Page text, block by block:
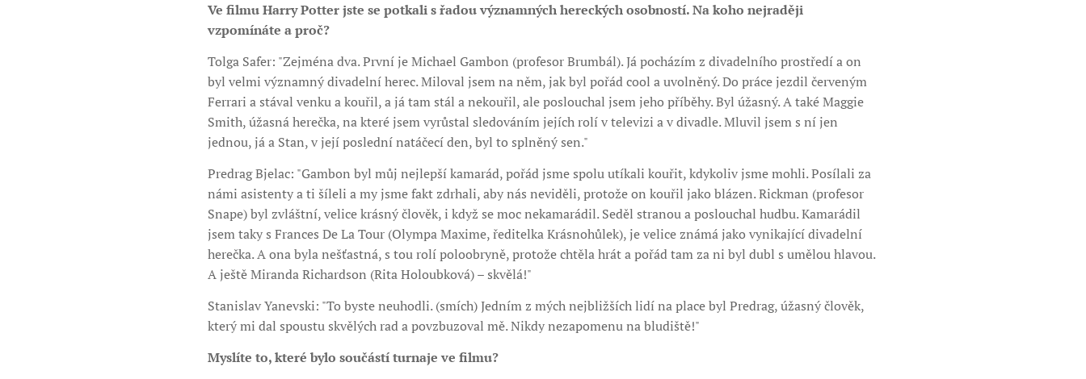
Ve filmu Harry Potter jste se potkali s řadou významných hereckých osobností. Na koho nejraději
vzpomínáte a proč?
Tolga Safer: "Zejména dva. První je Michael Gambon (profesor Brumbál). Já pocházím z divadelního prostředí a on
byl velmi významný divadelní herec. Miloval jsem na něm, jak byl pořád cool a uvolněný. Do práce jezdil červeným
Ferrari a stával venku a kouřil, a já tam stál a nekouřil, ale poslouchal jsem jeho příběhy. Byl úžasný. A také Maggie
Smith, úžasná herečka, na které jsem vyrůstal sledováním jejích rolí v televizi a v divadle. Mluvil jsem s ní jen
jednou, já a Stan, v její poslední natáčecí den, byl to splněný sen."
Predrag Bjelac: "Gambon byl můj nejlepší kamarád, pořád jsme spolu utíkali kouřit, kdykoliv jsme mohli. Posílali za
námi asistenty a ti šíleli a my jsme fakt zdrhali, aby nás neviděli, protože on kouřil jako blázen. Rickman (profesor
Snape) byl zvláštní, velice krásný člověk, i když se moc nekamarádil. Seděl stranou a poslouchal hudbu. Kamarádil
jsem taky s Frances De La Tour (Olympa Maxime, ředitelka Krásnohůlek), je velice známá jako vynikající divadelní
herečka. A ona byla nešťastná, s tou rolí poloobryně, protože chtěla hrát a pořád tam za ni byl dubl s umělou hlavou.
A ještě Miranda Richardson (Rita Holoubková) – skvělá!"
Stanislav Yanevski: "To byste neuhodli. (smích) Jedním z mých nejbližších lidí na place byl Predrag, úžasný člověk,
který mi dal spoustu skvělých rad a povzbuzoval mě. Nikdy nezapomenu na bludiště!"
Myslíte to, které bylo součástí turnaje ve filmu?